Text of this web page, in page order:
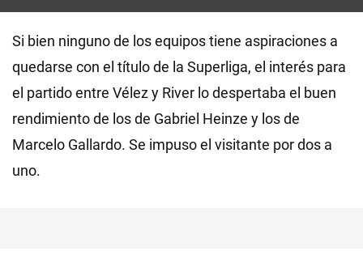
Si bien ninguno de los equipos tiene aspiraciones a
quedarse con el título de la Superliga, el interés para
el partido entre Vélez y River lo despertaba el buen
rendimiento de los de Gabriel Heinze y los de
Marcelo Gallardo. Se impuso el visitante por dos a
uno.